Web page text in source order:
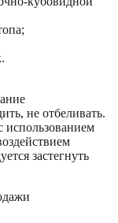
не отбеливать.
использованием
застегнуть